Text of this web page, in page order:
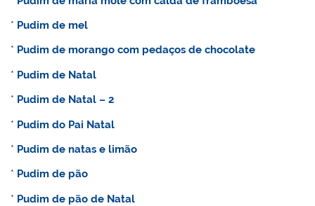
* Pudim de mel
* Pudim de morango com pedaços de chocolate
* Pudim de Natal
* Pudim de Natal – 2
* Pudim do Pai Natal
* Pudim de natas e limão
* Pudim de pão
* Pudim de pão de Natal